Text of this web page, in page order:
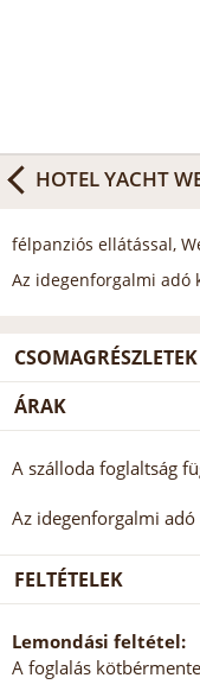
HOTEL YACHT
félpanziós ellátással,
Az idegenforgalmi adó
CSOMAGRÉSZLETEK
ÁRAK
A szálloda foglaltság
Az idegenforgalmi
FELTÉTELEK
Lemondási feltétel:
A foglalás